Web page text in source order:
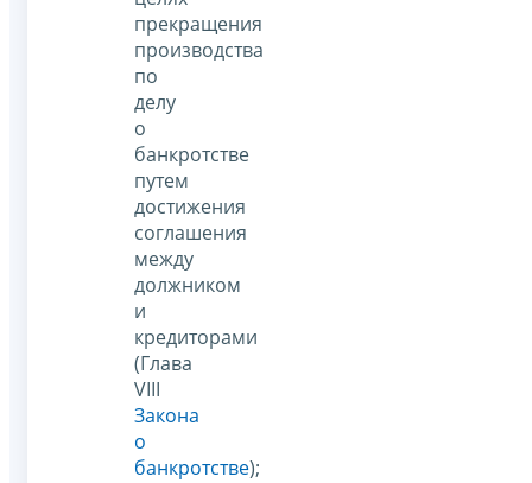
прекращения
производства
по
делу
о
банкротстве
путем
достижения
соглашения
между
должником
и
кредиторами
(Глава
VIII
Закона
о
банкротстве);